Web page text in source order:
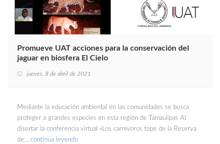
Promueve UAT acciones para la conservación del
jaguar en biosfera El Cielo
jueves, 8 de abril de 2021
Mediante la educación ambiental en las comunidades se busca
proteger a grandes especies en esta región de Tamaulipas Al
disertar la conferencia virtual «Los carnívoros tope de la Reserva
de… continúa leyendo